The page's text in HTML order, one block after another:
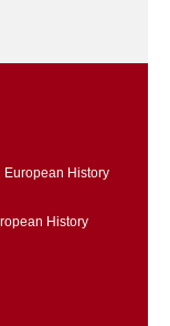
European History
History